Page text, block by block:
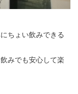
ちょい飲みできる
みでも安心して楽